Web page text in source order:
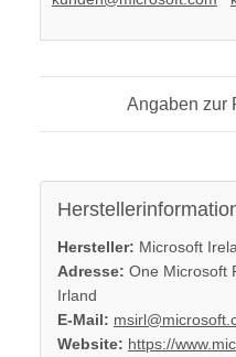
Angaben zur
Hersteller: Microsoft
Adresse: One Microsoft
Irland
E-Mail:
Website: https://